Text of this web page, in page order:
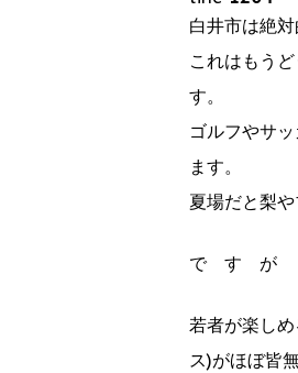
白井市は絶対
これはもう
す。
ゴルフやサ
ます。
夏場だと梨
で す が
若者が楽し
ス)がほぼ皆